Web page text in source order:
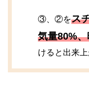
③、②をス
気量80%
けると出来上